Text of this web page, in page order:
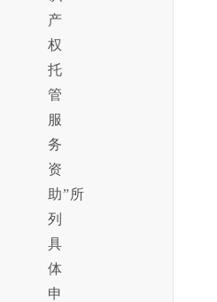
产
权
托
管
服
务
资
助”所
列
具
体
申